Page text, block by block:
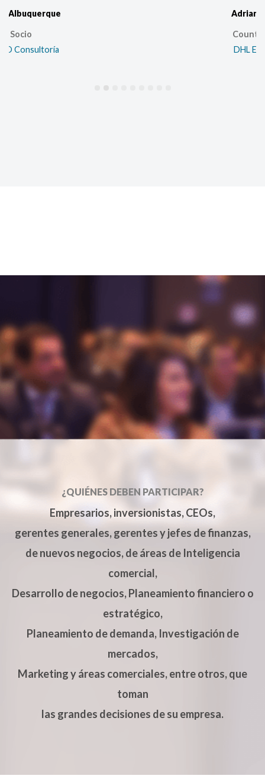
¿QUIÉNES DEBEN PARTICIPAR?
Empresarios, inversionistas, CEOs,
gerentes generales, gerentes y jefes de finanzas,
de nuevos negocios, de áreas de Inteligencia
comercial,
Desarrollo de negocios, Planeamiento financiero o
estratégico,
Planeamiento de demanda, Investigación de
mercados,
Marketing y áreas comerciales, entre otros, que
toman
las grandes decisiones de su empresa.